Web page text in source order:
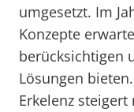
umgesetzt. Im
Konzepte
berücksichtigen
Lösungen
Erkelenz